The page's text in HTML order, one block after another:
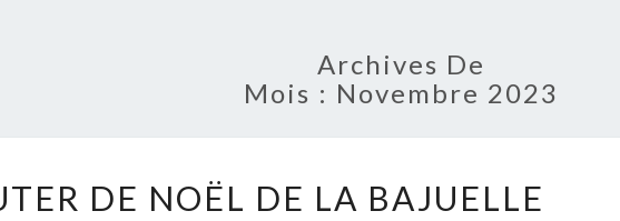
Archives De
Mois : Novembre 2023
DE
DE NOËL DE LA BAJUELLE